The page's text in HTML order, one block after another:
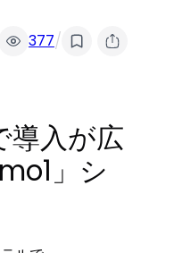
377/
導入が広
」シ